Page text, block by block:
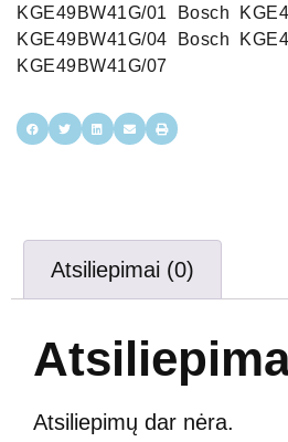
KGE49BW41G/01 ‍ Bosch
KGE49BW41G/04 ‍ Bosch
KGE49BW41G/07
Atsiliepimai (0)
Atsiliepimų dar nėra.